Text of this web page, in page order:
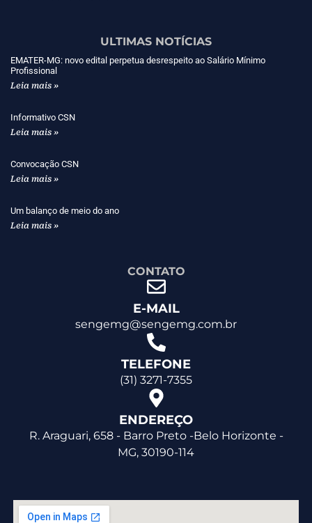
ULTIMAS NOTÍCIAS
EMATER-MG: novo edital perpetua desrespeito ao Salário Mínimo
Profissional
Leia mais »
Informativo CSN
Leia mais »
Convocação CSN
Leia mais »
Um balanço de meio do ano
Leia mais »
CONTATO
E-MAIL
sengemg@sengemg.com.br
TELEFONE
(31) 3271-7355
ENDEREÇO
R. Araguari, 658 - Barro Preto -Belo Horizonte -
MG, 30190-114